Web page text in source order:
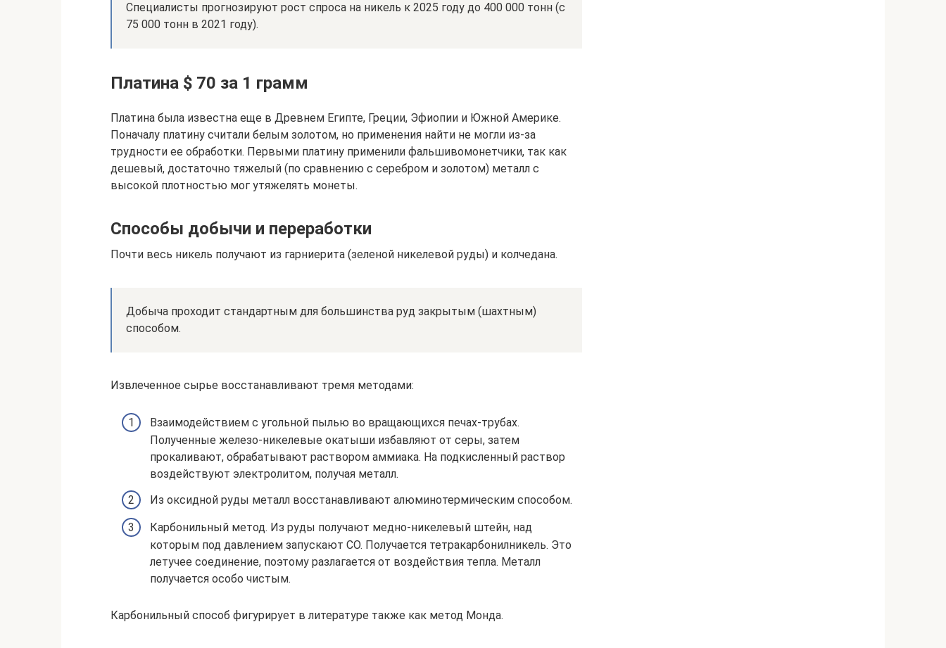
Специалисты прогнозируют рост спроса на никель к 2025 году до 400 000 тонн (с
75 000 тонн в 2021 году).
Платина $ 70 за 1 грамм
Платина была известна еще в Древнем Египте, Греции, Эфиопии и Южной Америке.
Поначалу платину считали белым золотом, но применения найти не могли из-за
трудности ее обработки. Первыми платину применили фальшивомонетчики, так как
дешевый, достаточно тяжелый (по сравнению с серебром и золотом) металл с
высокой плотностью мог утяжелять монеты.
Способы добычи и переработки
Почти весь никель получают из гарниерита (зеленой никелевой руды) и колчедана.
Добыча проходит стандартным для большинства руд закрытым (шахтным)
способом.
Извлеченное сырье восстанавливают тремя методами:
Взаимодействием с угольной пылью во вращающихся печах-трубах.
Полученные железо-никелевые окатыши избавляют от серы, затем
прокаливают, обрабатывают раствором аммиака. На подкисленный раствор
воздействуют электролитом, получая металл.
Из оксидной руды металл восстанавливают алюминотермическим способом.
Карбонильный метод. Из руды получают медно-никелевый штейн, над
которым под давлением запускают СО. Получается тетракарбонилникель. Это
летучее соединение, поэтому разлагается от воздействия тепла. Металл
получается особо чистым.
Карбонильный способ фигурирует в литературе также как метод Монда.